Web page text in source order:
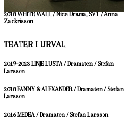
2018 WHITE WALL / Nice Drama, SVT / Anna
Zackrisson
TEATER I URVAL
2019–2023 LINJE LUSTA / Dramaten / Stefan
Larsson
2018 FANNY & ALEXANDER / Dramaten / Stefan
Larsson
2016 MEDEA / Dramaten / Stefan Larsson